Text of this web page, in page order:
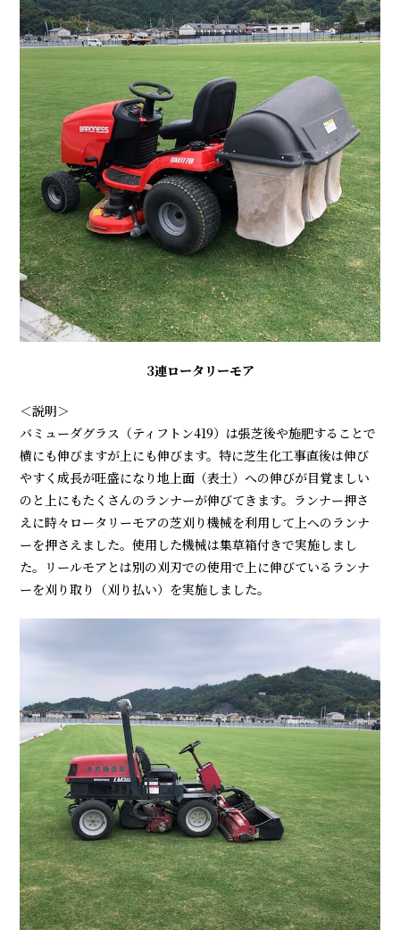
3連ロータリーモア
＜説明＞
バミューダグラス（ティフトン419）は張芝後や施肥することで
横にも伸びますが上にも伸びます。特に芝生化工事直後は伸び
やすく成長が旺盛になり地上面（表土）への伸びが目覚ましい
のと上にもたくさんのランナーが伸びてきます。ランナー押さ
えに時々ロータリーモアの芝刈り機械を利用して上へのランナ
ーを押さえました。使用した機械は集草箱付きで実施しまし
た。リールモアとは別の刈刃での使用で上に伸びているランナ
ーを刈り取り（刈り払い）を実施しました。